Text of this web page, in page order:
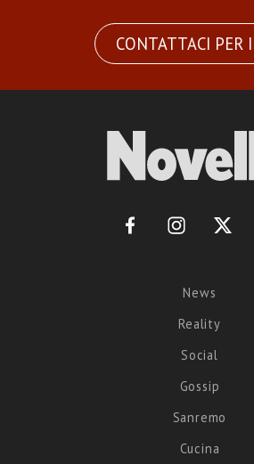
CONTATTACI PER
News
Reality
Social
Gossip
Sanremo
Cucina